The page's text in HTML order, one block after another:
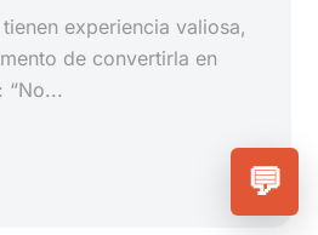
experiencia valiosa,
de convertirla en
“No...
💬